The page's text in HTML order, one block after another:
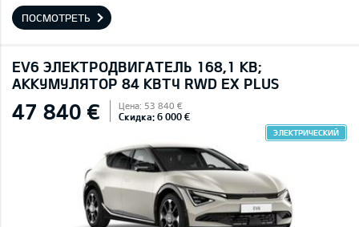
ПОСМОТРЕТЬ
EV6 ЭЛЕКТРОДВИГАТЕЛЬ 168,1 КВ;
AККУМУЛЯТОР 84 КВТЧ RWD EX PLUS
47 840 € Цена: 53 840 €
Скидка: 6 000 €
ЭЛЕКТРИЧЕСКИЙ